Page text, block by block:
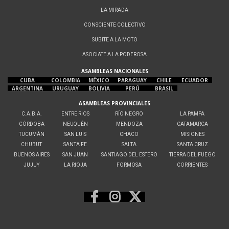
LA MIRADA
CONSCIENTE COLECTIVO
SUBITE A LA MOTO
ASOCIATE A LA PODEROSA
ASAMBLEAS NACIONALES
CUBA
ARGENTINA
COLOMBIA
URUGUAY
MÉXICO
BOLIVIA
PARAGUAY
PERÚ
CHILE
BRASIL
ECUADOR
ASAMBLEAS PROVINCIALES
C.A.B.A.
CÓRDOBA
TUCUMÁN
CHUBUT
BUENOS AIRES
JUJUY
ENTRE RIOS
NEUQUÉN
SAN LUIS
SANTA FE
SAN JUAN
LA RIOJA
RÍO NEGRO
MENDOZA
CHACO
SALTA
SANTIAGO DEL ESTERO
FORMOSA
LA PAMPA
CATAMARCA
MISIONES
SANTA CRUZ
TIERRA DEL FUEGO
CORRIENTES